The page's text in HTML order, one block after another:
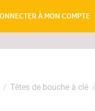
À MON COMPTE
Têtes de bouche à clé